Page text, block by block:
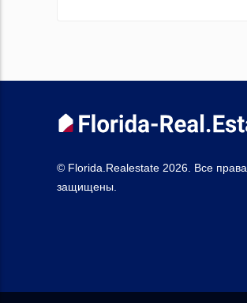
© Florida.Realestate 2026. Все права
защищены.